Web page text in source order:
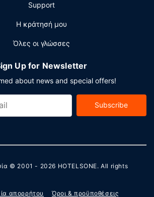
Support
Η κράτησή μου
Όλες οι γλώσσες
Up for Newsletter
about news and special offers!
Subscribe
© 2001 - 2026 HOTELSONE. All rights
απορρήτου Όροι & προϋποθέσεις